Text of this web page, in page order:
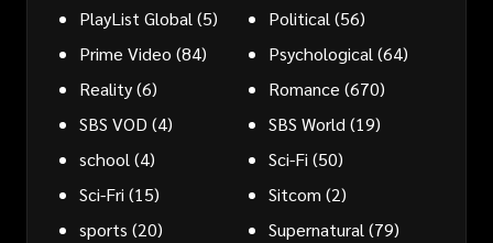
PlayList Global(5) Political(56)
Prime Video (84) Psychological(64)
Reality(6) Romance (670)
SBS VOD (4) SBS World(19)
school(4) Sci-Fi (50)
Sci-Fri (15) Sitcom (2)
sports (20) Supernatural(79)